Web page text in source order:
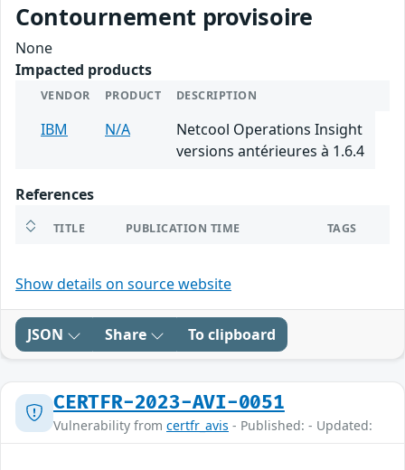
Contournement provisoire
None
Impacted products
VENDOR PRODUCT DESCRIPTION
IBM N/A
Netcool Operations Insight
versions antérieures à 1.6.4
References
TITLE PUBLICATION TIME TAGS
Show details on source website
JSON Share To clipboard
CERTFR-2023-AVI-0051
Vulnerability from certfr_avis - Published: - Updated: